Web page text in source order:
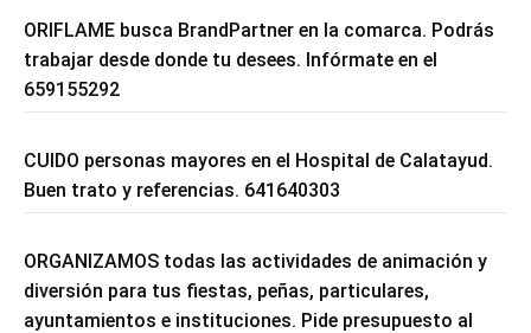
ORIFLAME busca BrandPartner en la comarca. Podrás
trabajar desde donde tu desees. Infórmate en el
659155292
CUIDO personas mayores en el Hospital de Calatayud.
Buen trato y referencias. 641640303
ORGANIZAMOS todas las actividades de animación y
diversión para tus fiestas, peñas, particulares,
ayuntamientos e instituciones. Pide presupuesto al